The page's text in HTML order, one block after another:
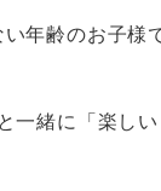
年齢のお子
緒に「楽し